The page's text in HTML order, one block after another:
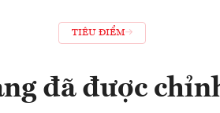
TIÊU ĐIỂM
đã được